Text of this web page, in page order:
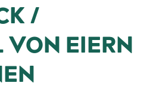
/
VON EIERN